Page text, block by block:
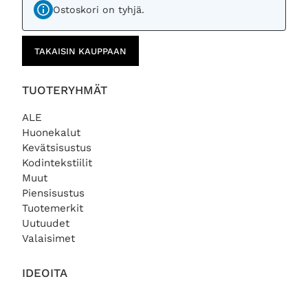
TUOTERYHMÄT
ALE
Huonekalut
Kevätsisustus
Kodintekstiilit
Muut
Piensisustus
Tuotemerkit
Uutuudet
Valaisimet
IDEOITA
Ostoskori on tyhjä.
TAKAISIN KAUPPAAN